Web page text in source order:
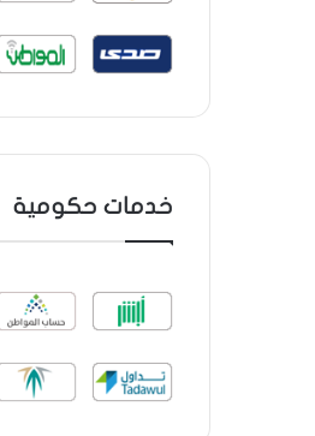
خدمات حكومية